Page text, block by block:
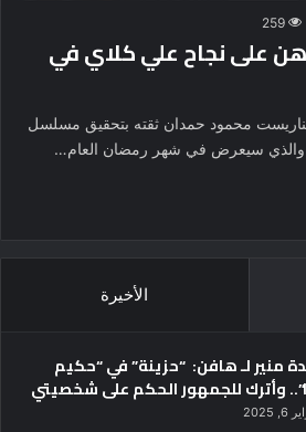
259
على نجاح علي كلاي في
محمود حمدان ثقته بتحقيق مسلسل
والذي سيعرض في شهر رمضان العام…
الأخيرة
منير لـ هافن: “حزينة” في “حكيم
وأترك للجمهور الحكم على شخصيتي
2025